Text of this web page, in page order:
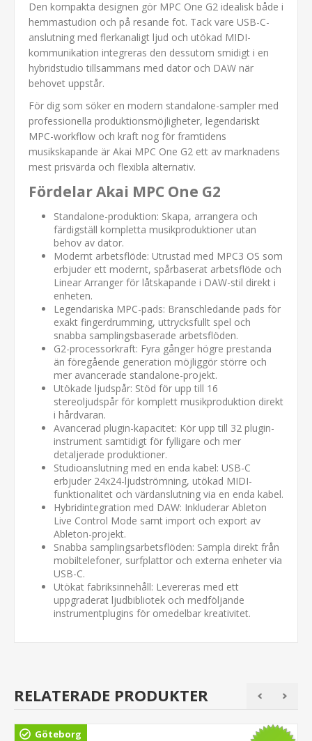
Den kompakta designen gör MPC One G2 idealisk både i
hemmastudion och på resande fot. Tack vare USB-C-
anslutning med flerkanaligt ljud och utökad MIDI-
kommunikation integreras den dessutom smidigt i en
hybridstudio tillsammans med dator och DAW när
behovet uppstår.
För dig som söker en modern standalone-sampler med
professionella produktionsmöjligheter, legendariskt
MPC-workflow och kraft nog för framtidens
musikskapande är Akai MPC One G2 ett av marknadens
mest prisvärda och flexibla alternativ.
Fördelar Akai MPC One G2
Standalone-produktion: Skapa, arrangera och
färdigställ kompletta musikproduktioner utan
behov av dator.
Modernt arbetsflöde: Utrustad med MPC3 OS som
erbjuder ett modernt, spårbaserat arbetsflöde och
Linear Arranger för låtskapande i DAW-stil direkt i
enheten.
Legendariska MPC-pads: Branschledande pads för
exakt fingerdrumming, uttrycksfullt spel och
snabba samplingsbaserade arbetsflöden.
G2-processorkraft: Fyra gånger högre prestanda
än föregående generation möjliggör större och
mer avancerade standalone-projekt.
Utökade ljudspår: Stöd för upp till 16
stereoljudspår för komplett musikproduktion direkt
i hårdvaran.
Avancerad plugin-kapacitet: Kör upp till 32 plugin-
instrument samtidigt för fylligare och mer
detaljerade produktioner.
Studioanslutning med en enda kabel: USB-C
erbjuder 24x24-ljudströmning, utökad MIDI-
funktionalitet och värdanslutning via en enda kabel.
Hybridintegration med DAW: Inkluderar Ableton
Live Control Mode samt import och export av
Ableton-projekt.
Snabba samplingsarbetsflöden: Sampla direkt från
mobiltelefoner, surfplattor och externa enheter via
USB-C.
Utökat fabriksinnehåll: Levereras med ett
uppgraderat ljudbibliotek och medföljande
instrumentplugins för omedelbar kreativitet.
RELATERADE PRODUKTER
Göteborg